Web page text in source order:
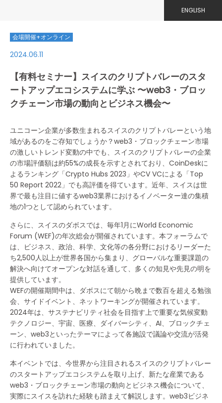
ENGLISH
会場開催+オンライン
2024.06.11
【有料セミナー】スイスのクリプトバレーのスタ
ートアップエコシステムに学ぶ 〜web3・ブロッ
クチェーン市場の動向とビジネス機会〜
ユニコーン企業が多数生まれるスイスのクリプトバレーという地
域があるのをご存知でしょうか？web3・ブロックチェーン市場
の激しいトレンド変動の中でも、スイスのクリプトバレーの企業
の市場評価額は約55%の成長を示すとされており、CoinDeskに
よるランキング「Crypto Hubs 2023」やCV VCによる「Top
50 Report 2022」でも高評価を得ています。近年、スイスは世
界で最も注目に値するweb3業界におけるイノベーター達の集積
地の1つとして認められています。
さらに、スイスのダボスでは、毎年1月にWorld Economic
Forum (WEF)の年次総会が開催されています。本フォーラムで
は、ビジネス、政治、科学、文化等の各分野におけるリーダーた
ち2,500人以上が世界各国から集まり、グローバルな重要課題の
解決へ向けてオープンな対話を通して、多くの知見や先見の明を
提供しています。
WEFの開催期間中は、ダボスにて朝から晩まで数百を超える勉強
会、サイドイベント、ネットワーキングが開催されています。
2024年は、サステナビリティ社会を目指す上で重要な気候変動
テクノロジー、宇宙、医療、ダイバーシティ、AI、ブロックチェ
ーン、web3といったテーマによって各施設で議論や交流が活発
に行われていました。
本イベントでは、今世界から注目されるスイスのクリプトバレー
のスタートアップエコシステムを取り上げ、新たな産業である
web3・ブロックチェーン市場の動向とビジネス機会について、
実際にスイスを訪れた経験も踏まえて解説します。web3ビジネ